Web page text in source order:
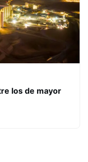
los de mayor